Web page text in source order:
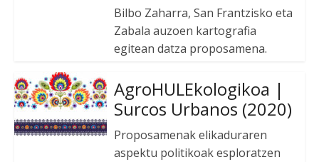
Bilbo Zaharra, San Frantzisko eta
Zabala auzoen kartografia
egitean datza proposamena.
AgroHULEkologikoa |
Surcos Urbanos (2020)
Proposamenak elikaduraren
aspektu politikoak esploratzen